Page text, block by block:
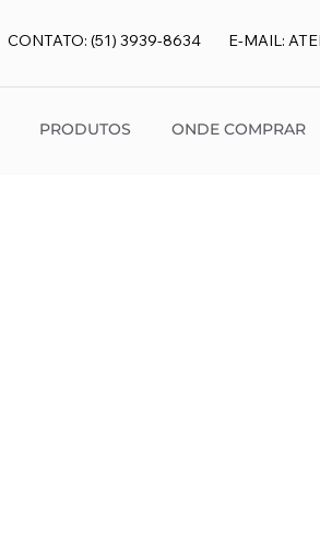
CONTATO: (51) 3939-8634 E-MAIL:
PRODUTOS ONDE COMPRAR